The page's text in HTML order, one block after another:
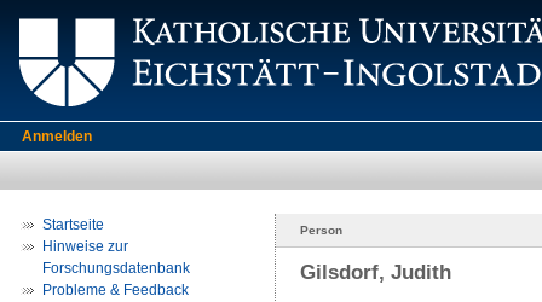
Anmelden
Startseite
Hinweise zur
Forschungsdatenbank
Probleme & Feedback
Person
Gilsdorf, Judith